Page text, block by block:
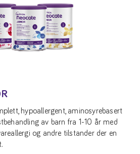
hypoallergent, aminosyrebasert
av barn fra 1-10 år med
og andre tilstander der en